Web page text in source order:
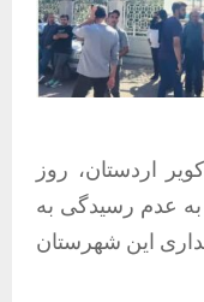
اردستان، روز
به عدم رسیدگی به
این شهرستان